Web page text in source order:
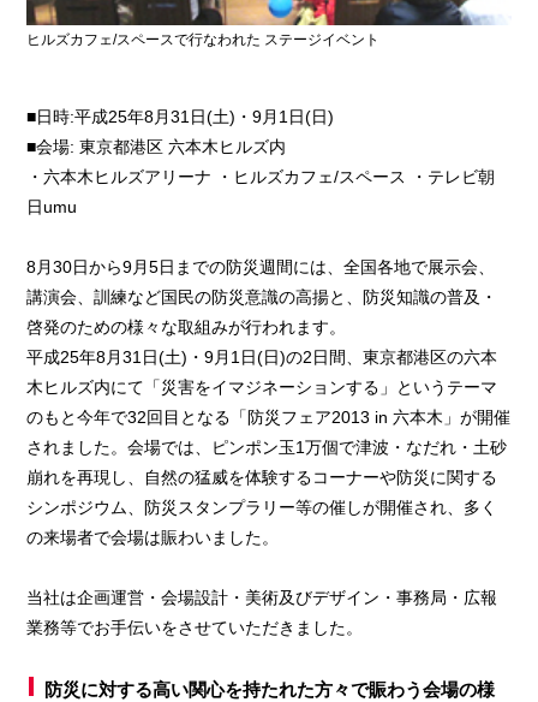
ヒルズカフェ/スペースで行なわれた ステージイベント
■日時:平成25年8月31日(土)・9月1日(日)
■会場: 東京都港区 六本木ヒルズ内
・六本木ヒルズアリーナ ・ヒルズカフェ/スペース ・テレビ朝
日umu
8月30日から9月5日までの防災週間には、全国各地で展示会、
講演会、訓練など国民の防災意識の高揚と、防災知識の普及・
啓発のための様々な取組みが行われます。
平成25年8月31日(土)・9月1日(日)の2日間、東京都港区の六本
木ヒルズ内にて「災害をイマジネーションする」というテーマ
のもと今年で32回目となる「防災フェア2013 in 六本木」が開催
されました。会場では、ピンポン玉1万個で津波・なだれ・土砂
崩れを再現し、自然の猛威を体験するコーナーや防災に関する
シンポジウム、防災スタンプラリー等の催しが開催され、多く
の来場者で会場は賑わいました。
当社は企画運営・会場設計・美術及びデザイン・事務局・広報
業務等でお手伝いをさせていただきました。
防災に対する高い関心を持たれた方々で賑わう会場の様